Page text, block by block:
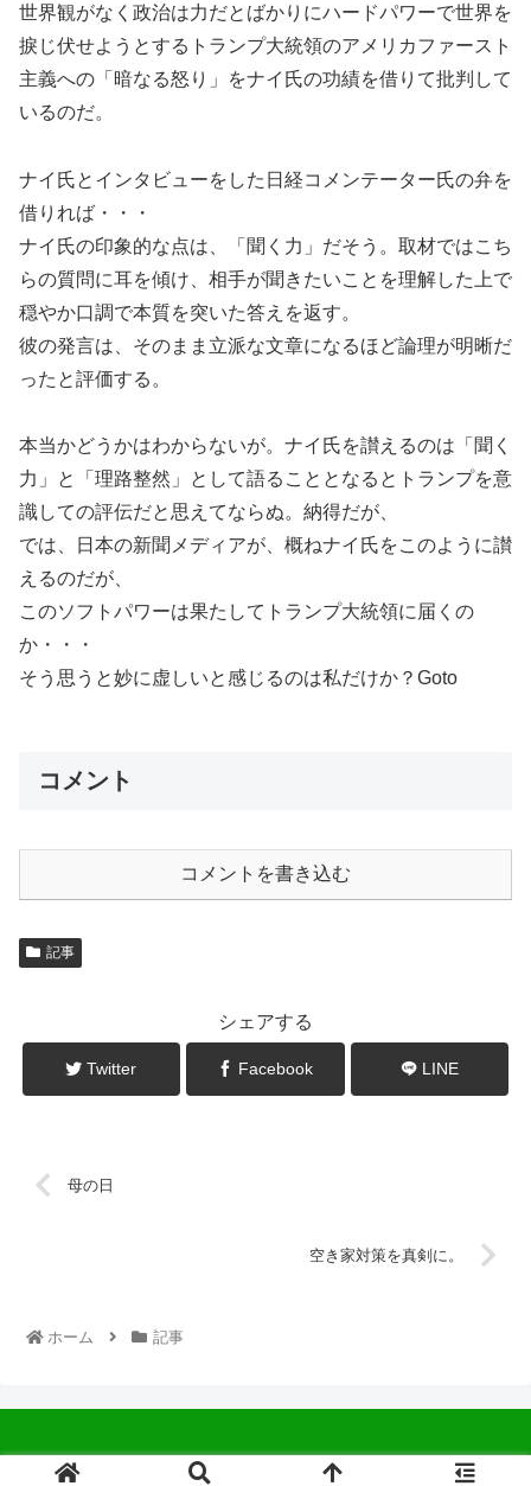
世界観がなく政治は力だとばかりにハードパワーで世界を
捩じ伏せようとするトランプ大統領のアメリカファースト
主義への「暗なる怒り」をナイ氏の功績を借りて批判して
いるのだ。
ナイ氏とインタビューをした日経コメンテーター氏の弁を
借りれば・・・
ナイ氏の印象的な点は、「聞く力」だそう。取材ではこち
らの質問に耳を傾け、相手が聞きたいことを理解した上で
穏やか口調で本質を突いた答えを返す。
彼の発言は、そのまま立派な文章になるほど論理が明晰だ
ったと評価する。
本当かどうかはわからないが。ナイ氏を讃えるのは「聞く
力」と「理路整然」として語ることとなるとトランプを意
識しての評伝だと思えてならぬ。納得だが、
では、日本の新聞メディアが、概ねナイ氏をこのように讃
えるのだが、
このソフトパワーは果たしてトランプ大統領に届くの
か・・・
そう思うと妙に虚しいと感じるのは私だけか？Goto
コメント
コメントを書き込む
記事
シェアする
Twitter Facebook LINE
母の日
空き家対策を真剣に。
ホーム 記事
© 2022 中広会長ブログ.